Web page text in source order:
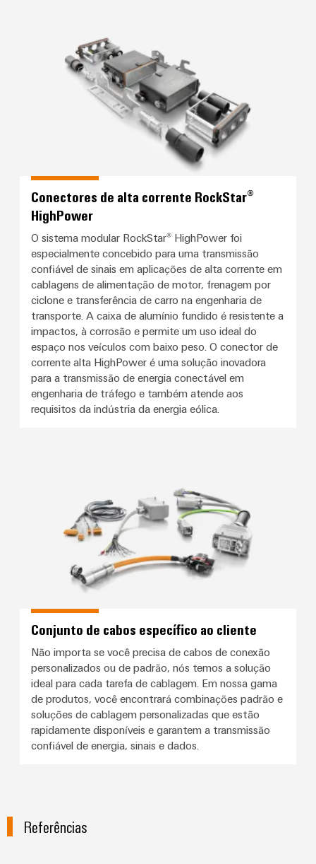
Conectores de alta corrente RockStar®
HighPower
O sistema modular RockStar® HighPower foi
especialmente concebido para uma transmissão
confiável de sinais em aplicações de alta corrente em
cablagens de alimentação de motor, frenagem por
ciclone e transferência de carro na engenharia de
transporte. A caixa de alumínio fundido é resistente a
impactos, à corrosão e permite um uso ideal do
espaço nos veículos com baixo peso. O conector de
corrente alta HighPower é uma solução inovadora
para a transmissão de energia conectável em
engenharia de tráfego e também atende aos
requisitos da indústria da energia eólica.
Conjunto de cabos específico ao cliente
Não importa se você precisa de cabos de conexão
personalizados ou de padrão, nós temos a solução
ideal para cada tarefa de cablagem. Em nossa gama
de produtos, você encontrará combinações padrão e
soluções de cablagem personalizadas que estão
rapidamente disponíveis e garantem a transmissão
confiável de energia, sinais e dados.
Referências